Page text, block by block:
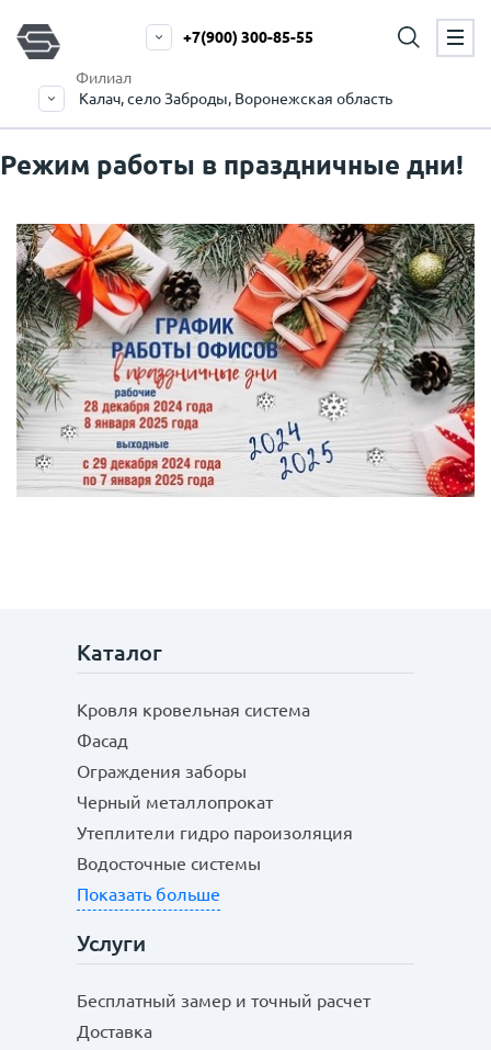
Филиал
Калач, село Заброды, Воронежская область
+7(900) 300-85-55
Режим работы в праздничные дни!
Каталог
Кровля кровельная система
Фасад
Ограждения заборы
Черный металлопрокат
Утеплители гидро пароизоляция
Водосточные системы
Показать больше
Услуги
Бесплатный замер и точный расчет
Доставка